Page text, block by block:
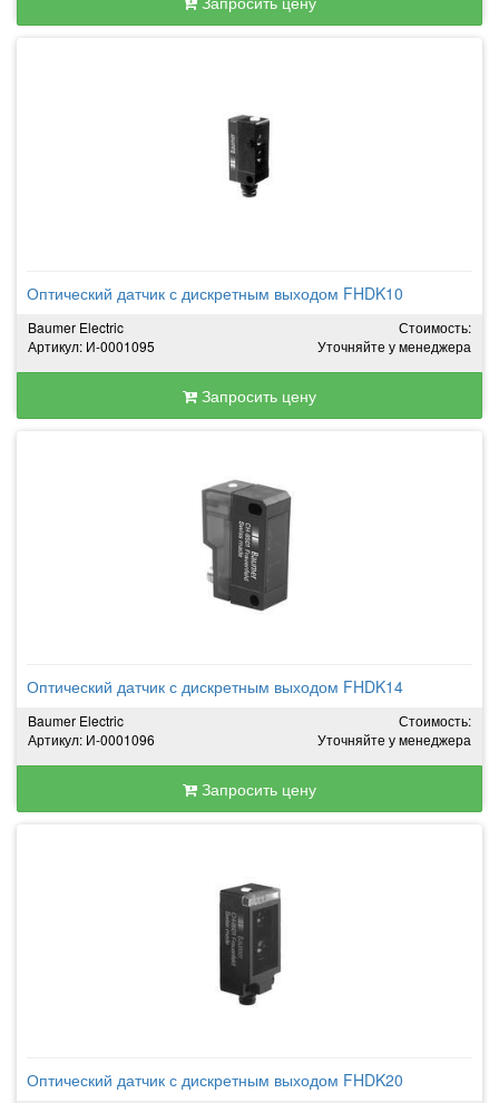
Оптический датчик с дискретным выходом FHDK10
Baumer Electric
Артикул: И-0001095
Стоимость:
Уточняйте у менеджера
Запросить цену
Оптический датчик с дискретным выходом FHDK14
Baumer Electric
Артикул: И-0001096
Стоимость:
Уточняйте у менеджера
Запросить цену
Оптический датчик с дискретным выходом FHDK20